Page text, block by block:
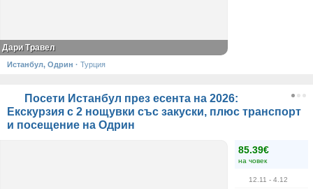
Дари Травел
Истанбул, Одрин · Турция
Посети Истанбул през есента на 2026:
Екскурзия с 2 нощувки със закуски, плюс транспорт
и посещение на Одрин
85.39€
на човек
12.11 - 4.12